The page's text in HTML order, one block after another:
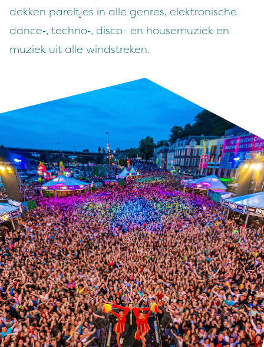
dekken par­elt­jes in alle gen­res, elek­tro­n­is­che
dance‑, techno‑, dis­co- en house­muziek en
muziek uit alle windstreken.